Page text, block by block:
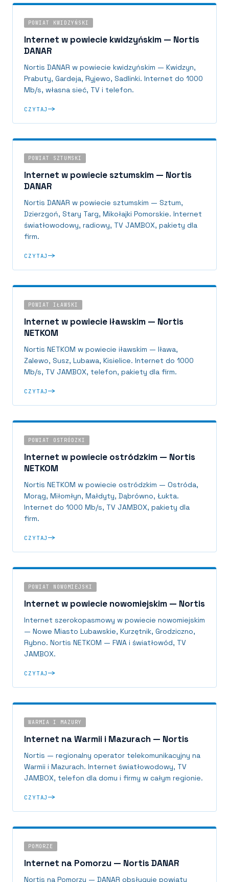
POWIAT KWIDZYŃSKI
Internet w powiecie kwidzyńskim — Nortis
DANAR
Nortis DANAR w powiecie kwidzyńskim — Kwidzyn,
Prabuty, Gardeja, Ryjewo, Sadlinki. Internet do 1000
Mb/s, własna sieć, TV i telefon.
CZYTAJ
POWIAT SZTUMSKI
Internet w powiecie sztumskim — Nortis
DANAR
Nortis DANAR w powiecie sztumskim — Sztum,
Dzierzgoń, Stary Targ, Mikołajki Pomorskie. Internet
światłowodowy, radiowy, TV JAMBOX, pakiety dla
firm.
CZYTAJ
POWIAT IŁAWSKI
Internet w powiecie iławskim — Nortis
NETKOM
Nortis NETKOM w powiecie iławskim — Iława,
Zalewo, Susz, Lubawa, Kisielice. Internet do 1000
Mb/s, TV JAMBOX, telefon, pakiety dla firm.
CZYTAJ
POWIAT OSTRÓDZKI
Internet w powiecie ostródzkim — Nortis
NETKOM
Nortis NETKOM w powiecie ostródzkim — Ostróda,
Morąg, Miłomłyn, Małdyty, Dąbrówno, Łukta.
Internet do 1000 Mb/s, TV JAMBOX, pakiety dla
firm.
CZYTAJ
POWIAT NOWOMIEJSKI
Internet w powiecie nowomiejskim — Nortis
Internet szerokopasmowy w powiecie nowomiejskim
— Nowe Miasto Lubawskie, Kurzętnik, Grodziczno,
Rybno. Nortis NETKOM — FWA i światłowód, TV
JAMBOX.
CZYTAJ
WARMIA I MAZURY
Internet na Warmii i Mazurach — Nortis
Nortis — regionalny operator telekomunikacyjny na
Warmii i Mazurach. Internet światłowodowy, TV
JAMBOX, telefon dla domu i firmy w całym regionie.
CZYTAJ
POMORZE
Internet na Pomorzu — Nortis DANAR
Nortis na Pomorzu — DANAR obsługuje powiaty